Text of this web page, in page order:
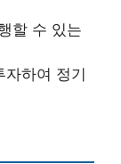
할 수 있는
자하여 정기